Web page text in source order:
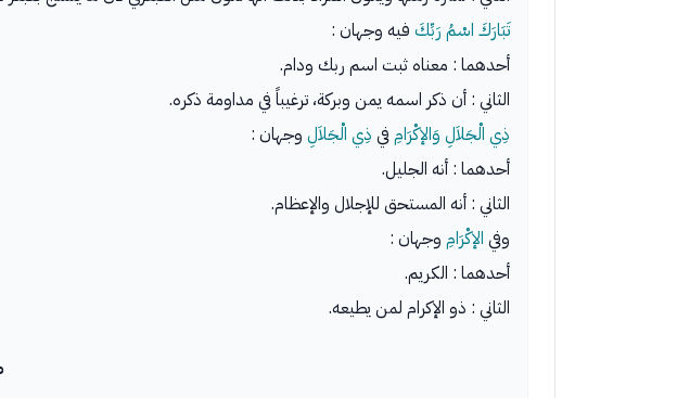
تَبَارَكَ اسْمُ رَبِّكَ فيه وجهان :
أحدهما : معناه ثبت اسم ربك ودام.
الثاني : أن ذكر اسمه يمن وبركة، ترغيباً في مداومة ذكره.
ذِي الْجَلاَلِ وَالإكْرَامِفي ذِي الْجَلاَلِ وجهان :
أحدهما : أنه الجليل.
الثاني : أنه المستحق للإجلال والإعظام.
وفي الإكْرَامِ وجهان :
أحدهما : الكريم.
الثاني : ذو الإكرام لمن يطيعه.